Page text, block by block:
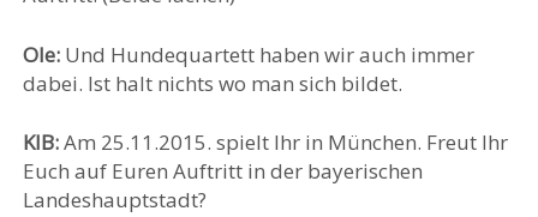
Ole:Und Hundequartett haben wir auch immer
dabei. Ist halt nichts wo man sich bildet.
KIB:Am 25.11.2015. spielt Ihr in München. Freut Ihr
Euch auf Euren Auftritt in der bayerischen
Landeshauptstadt?